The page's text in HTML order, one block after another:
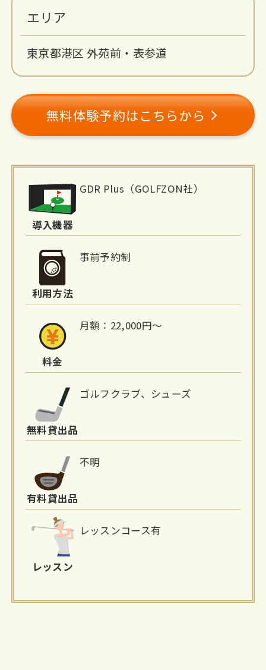
エリア
東京都港区 外苑前・表参道
無料体験予約はこちらから
報
導入機器
GDR Plus（GOLFZON社）
利用方法
事前予約制
料金
月額：22,000円～
無料貸出品
ゴルフクラブ、シューズ
有料貸出品
不明
レッスン
レッスンコース有